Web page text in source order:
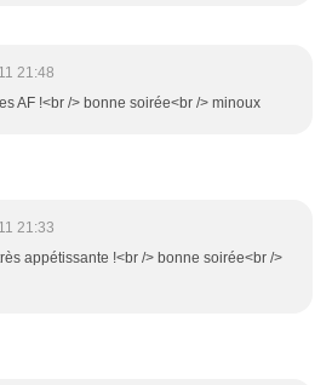
21:48
AF !<br /> bonne soirée<br /> minoux
21:33
appétissante !<br /> bonne soirée<br />